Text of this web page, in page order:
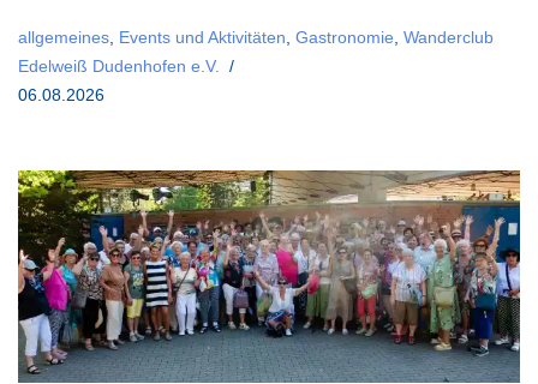
allgemeines, Events und Aktivitäten, Gastronomie, Wanderclub
Edelweiß Dudenhofen e.V.
06.08.2026